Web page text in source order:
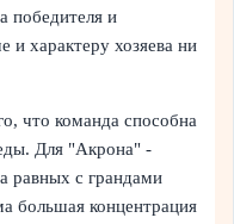
победителя и
и характеру хозяева ни
что команда способна
Для "Акрона" -
равных с грандами
большая концентрация